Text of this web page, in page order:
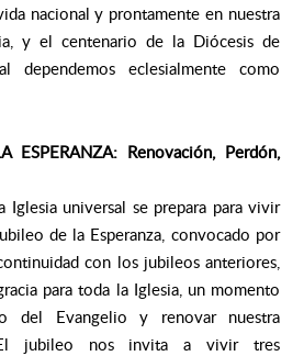
nacional y prontamente en nuestra
y el centenario de la Diócesis de
dependemos eclesialmente como
Renovación, Perdón,
Iglesia universal se prepara para vivir
de la Esperanza, convocado por
con los jubileos anteriores,
para toda la Iglesia, un momento
del Evangelio y renovar nuestra
El jubileo nos invita a vivir tres